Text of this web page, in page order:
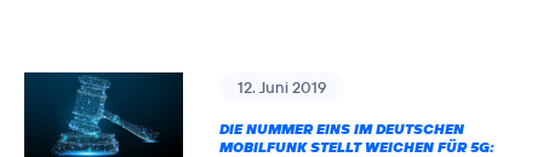
12. Juni 2019
DIE NUMMER EINS IM DEUTSCHEN
MOBILFUNK STELLT WEICHEN FÜR 5G: